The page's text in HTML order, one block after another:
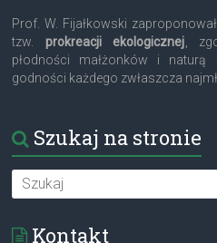
Prof. W. Fijałkowski
tzw. prokreacji ekologicznej ,
płodności małżonków i naturą
godności każdego zwłaszcza
Szukaj na stronie
Kontakt